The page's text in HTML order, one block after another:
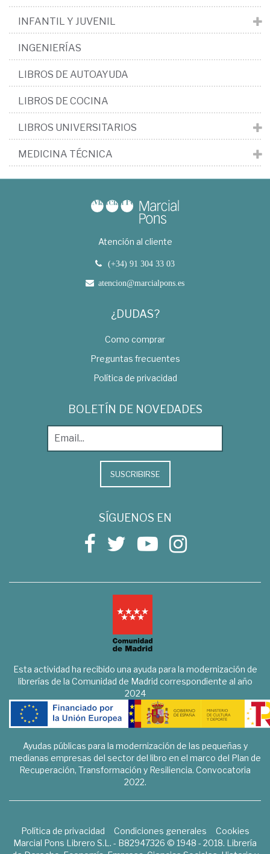
INFANTIL Y JUVENIL
INGENIERÍAS
LIBROS DE AUTOAYUDA
LIBROS DE COCINA
LIBROS UNIVERSITARIOS
MEDICINA TÉCNICA
Atención al cliente
(+34) 91 304 33 03
atencion@marcialpons.es
¿DUDAS?
Como comprar
Preguntas frecuentes
Política de privacidad
BOLETÍN DE NOVEDADES
SUSCRIBIRSE
SÍGUENOS EN
Esta actividad ha recibido una ayuda para la modernización de
librerías de la Comunidad de Madrid correspondiente al año
2024
Ayudas públicas para la modernización de las pequeñas y
medianas empresas del sector del libro en el marco del Plan de
Recuperación, Transformación y Resiliencia. Convocatoria
2022.
Política de privacidad Condiciones generales
Cookies
Marcial Pons Librero S.L. - B82947326 © 1948 - 2018. Librería